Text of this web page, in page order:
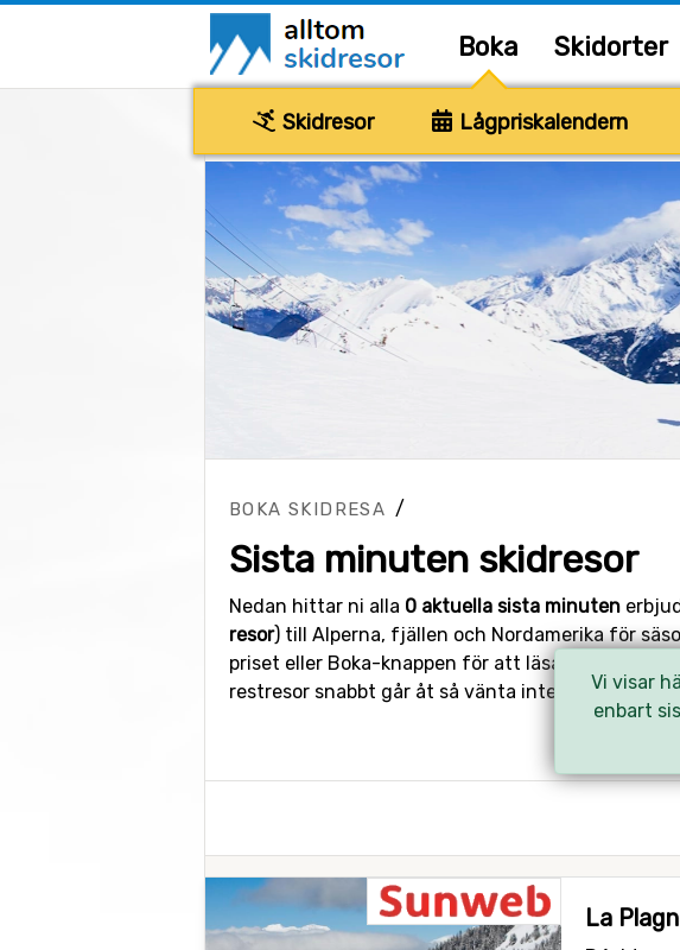
Boka Skidorter
Skidresor Lågpriskalendern
BOKA SKIDRESA /
Sista minuten skidresor
Nedan hittar ni alla 0 aktuella sista minuten
resor) till Alperna, fjällen och Nordamerika för
priset eller Boka-knappen för att läsa mer om
restresor snabbt går åt så vänta inte för länge
Vi visar
enbart
La